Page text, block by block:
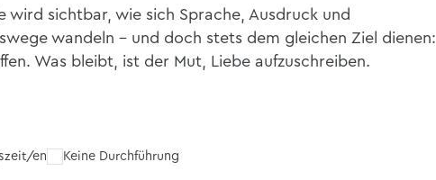
wird sichtbar, wie sich Sprache, Ausdruck und
wandeln – und doch stets dem gleichen Ziel dienen:
Was bleibt, ist der Mut, Liebe aufzuschreiben.
en Keine Durchführung